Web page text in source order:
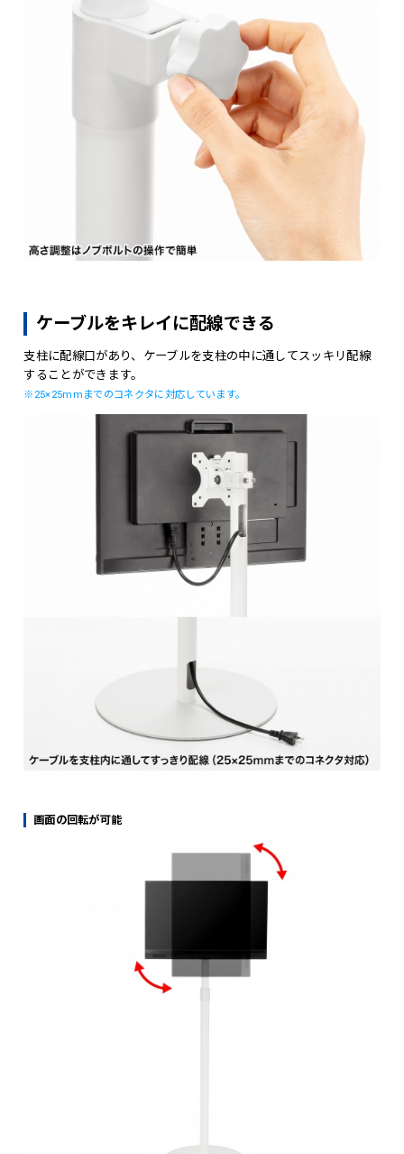
ケーブルをキレイに配線できる
支柱に配線口があり、ケーブルを支柱の中に通してスッキリ配線
することができます。
※25×25mmまでのコネクタに対応しています。